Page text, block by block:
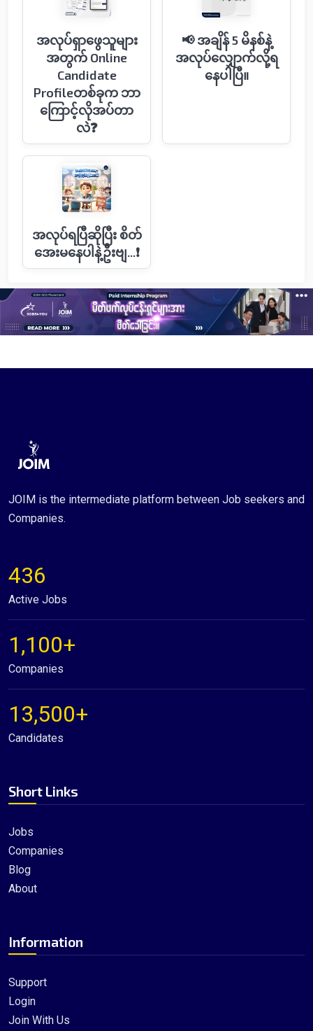
အလုပ်ရှာဖွေသူများ
အတွက် Online
Candidate
Profileတစ်ခုက ဘာ
ကြောင့်လိုအပ်တာ
လဲ❓
📢 အချိန် 5 မိနစ်နဲ့
အလုပ်လျှောက်လို့ရ
နေပါပြီ။
အလုပ်ရပြီဆိုပြီး စိတ်
အေးမနေပါနဲ့ဦးဗျ...❗️
JOIM is the intermediate platform between Job seekers and
Companies.
Short Links
Jobs
Companies
Blog
About
Information
Support
Login
Join With Us
436
Active Jobs
1,100+
Companies
13,500+
Candidates